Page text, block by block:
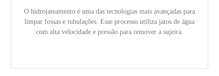
O hidrojateamento é uma das tecnologias mais avançadas para
limpar fossas e tubulações. Esse processo utiliza jatos de água
com alta velocidade e pressão para remover a sujeira.